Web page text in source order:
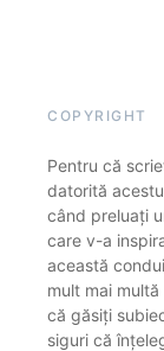
COPYRIGHT
Pentru că
datorită
când preluați
care v-a
această
mult mai
că găsiți
siguri că